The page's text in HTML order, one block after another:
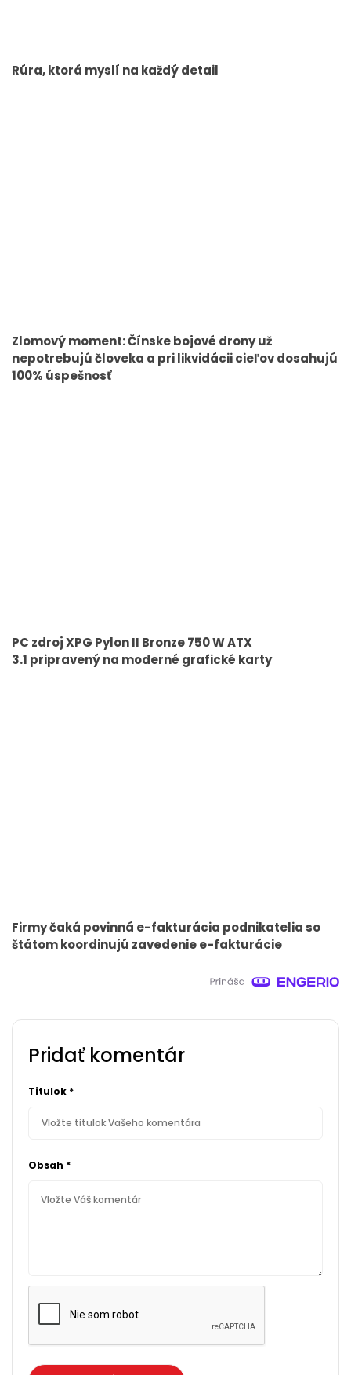
Rúra, ktorá myslí na každý detail
Zlomový moment: Čínske bojové drony už
nepotrebujú človeka a pri likvidácii cieľov dosahujú
100% úspešnosť
PC zdroj XPG Pylon II Bronze 750 W ATX
3.1 pripravený na moderné grafické karty
Firmy čaká povinná e-fakturácia podnikatelia so
štátom koordinujú zavedenie e-fakturácie
Pridať komentár
Titulok *
Obsah *